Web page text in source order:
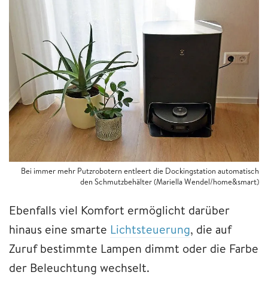
Bei immer mehr Putzrobotern entleert die Dockingstation automatisch
den Schmutzbehälter (Mariella Wendel/home&smart)
Ebenfalls viel Komfort ermöglicht darüber
hinaus eine smarte Lichtsteuerung, die auf
Zuruf bestimmte Lampen dimmt oder die Farbe
der Beleuchtung wechselt.